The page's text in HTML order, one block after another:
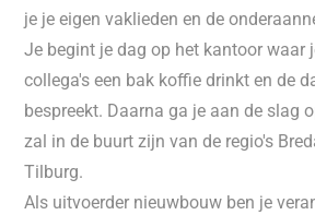
je je eigen vaklieden en de
Je begint je dag op het kantoor waar
collega's een bak koffie drinkt en de
bespreekt. Daarna ga je aan de slag
zal in de buurt zijn van de regio's
Tilburg.
Als uitvoerder nieuwbouw ben je